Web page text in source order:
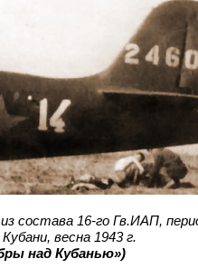
состава 16-го Гв.ИАП,
весна 1943 г.
над Кубанью»)